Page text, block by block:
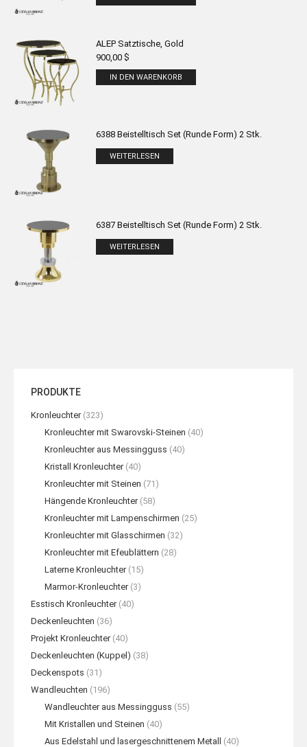
ALEP Satztische, Gold
900,00 $
IN DEN WARENKORB
6388 Beistelltisch Set (Runde Form) 2 Stk.
WEITERLESEN
6387 Beistelltisch Set (Runde Form) 2 Stk.
WEITERLESEN
PRODUKTE
Kronleuchter (323)
Kronleuchter mit Swarovski-Steinen (40)
Kronleuchter aus Messingguss (40)
Kristall Kronleuchter (40)
Kronleuchter mit Steinen (71)
Hängende Kronleuchter (58)
Kronleuchter mit Lampenschirmen (25)
Kronleuchter mit Glasschirmen (32)
Kronleuchter mit Efeublättern (28)
Laterne Kronleuchter (15)
Marmor-Kronleuchter (3)
Esstisch Kronleuchter (40)
Deckenleuchten (36)
Projekt Kronleuchter (40)
Deckenleuchten (Kuppel) (38)
Deckenspots (31)
Wandleuchten (196)
Wandleuchter aus Messingguss (55)
Mit Kristallen und Steinen (40)
Aus Edelstahl und lasergeschnittenem Metall
(40)